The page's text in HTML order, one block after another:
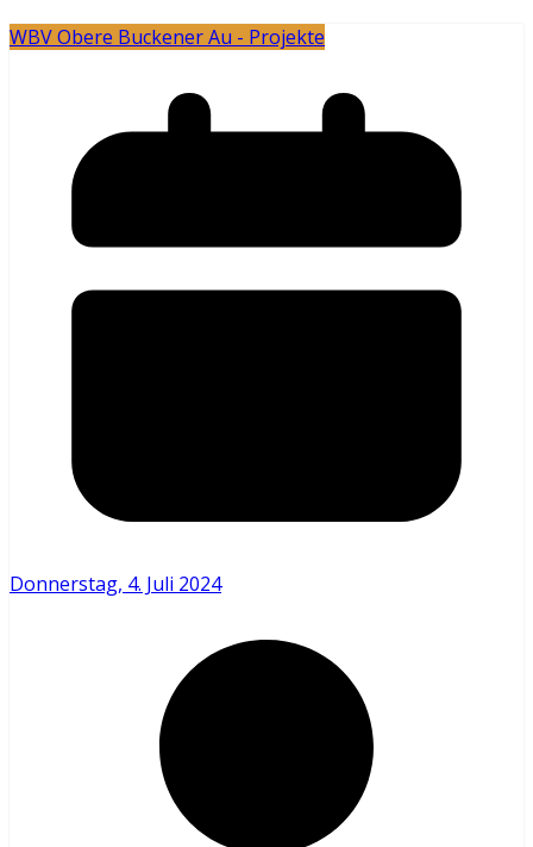
WBV Obere Buckener Au - Projekte
Donnerstag, 4. Juli 2024